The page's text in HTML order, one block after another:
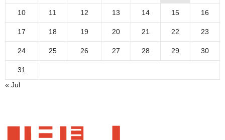
10 11 12 13 14 15 16
17 18 19 20 21 22 23
24 25 26 27 28 29 30
31
« Jul